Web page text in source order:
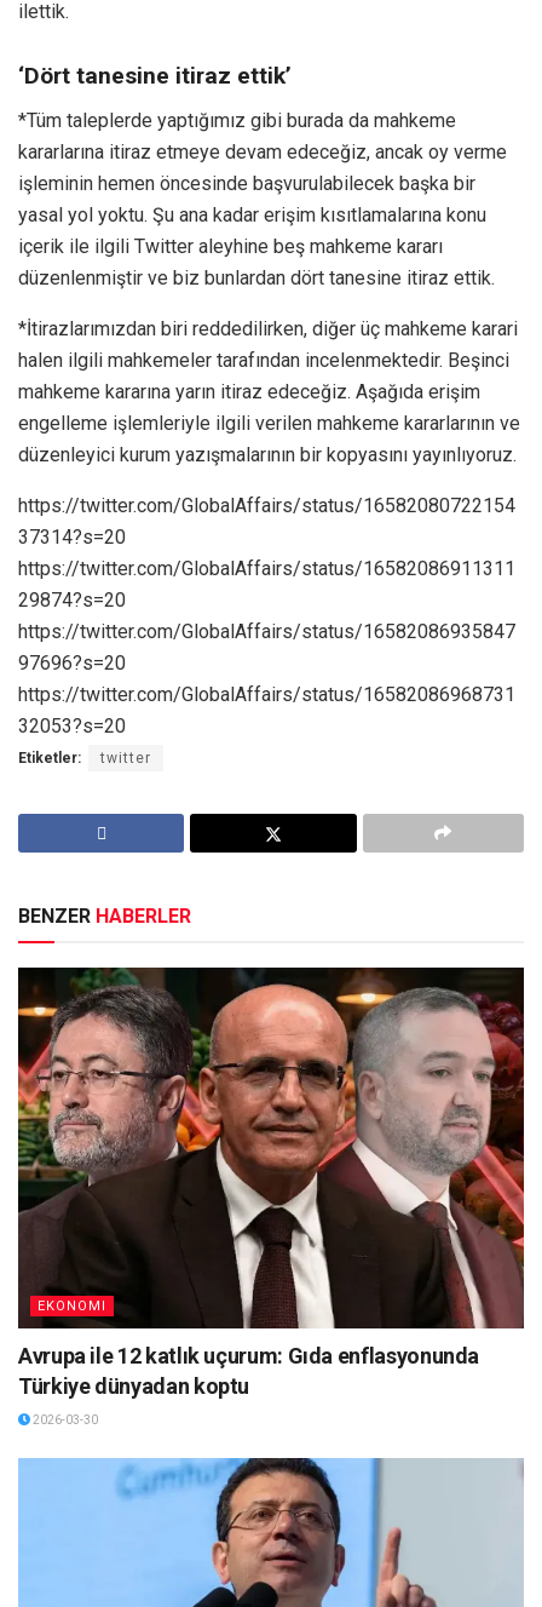
ilettik.
‘Dört tanesine itiraz ettik’
*Tüm taleplerde yaptığımız gibi burada da mahkeme
kararlarına itiraz etmeye devam edeceğiz, ancak oy verme
işleminin hemen öncesinde başvurulabilecek başka bir
yasal yol yoktu. Şu ana kadar erişim kısıtlamalarına konu
içerik ile ilgili Twitter aleyhine beş mahkeme kararı
düzenlenmiştir ve biz bunlardan dört tanesine itiraz ettik.
*İtirazlarımızdan biri reddedilirken, diğer üç mahkeme karari
halen ilgili mahkemeler tarafından incelenmektedir. Beşinci
mahkeme kararına yarın itiraz edeceğiz. Aşağıda erişim
engelleme işlemleriyle ilgili verilen mahkeme kararlarının ve
düzenleyici kurum yazışmalarının bir kopyasını yayınlıyoruz.
https://twitter.com/GlobalAffairs/status/16582080722154
37314?s=20
https://twitter.com/GlobalAffairs/status/16582086911311
29874?s=20
https://twitter.com/GlobalAffairs/status/16582086935847
97696?s=20
https://twitter.com/GlobalAffairs/status/16582086968731
32053?s=20
Etiketler: twitter
BENZER HABERLER
EKONOMI
Avrupa ile 12 katlık uçurum: Gıda enflasyonunda
Türkiye dünyadan koptu
2026-03-30